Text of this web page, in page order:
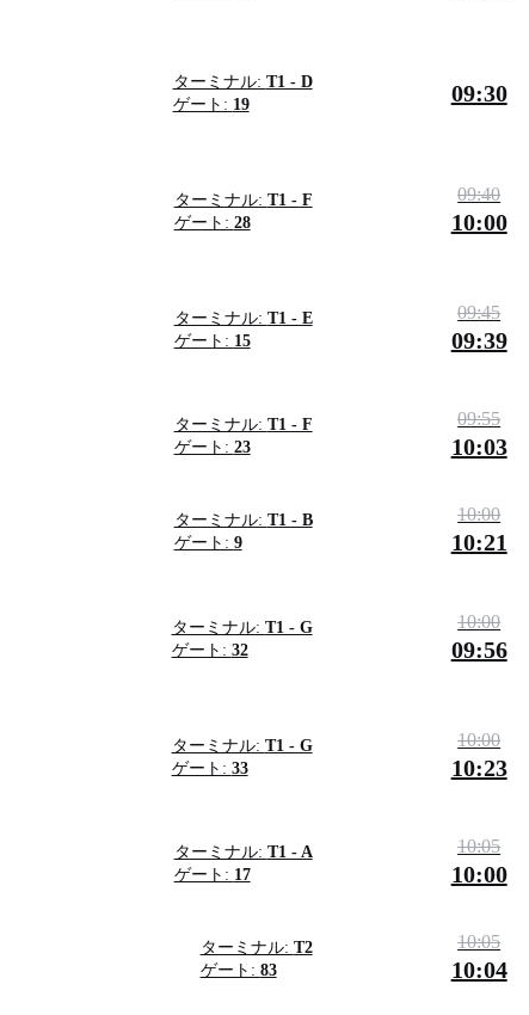
ターミナル: T1 - D
ゲート: 19 09:30
ターミナル: T1 - F
ゲート: 28
09:40
10:00
ターミナル: T1 - E
ゲート: 15
09:45
09:39
ターミナル: T1 - F
ゲート: 23
09:55
10:03
ターミナル: T1 - B
ゲート: 9
10:00
10:21
ターミナル: T1 - G
ゲート: 32
10:00
09:56
ターミナル: T1 - G
ゲート: 33
10:00
10:23
ターミナル: T1 - A
ゲート: 17
10:05
10:00
ターミナル: T2
ゲート: 83
10:05
10:04